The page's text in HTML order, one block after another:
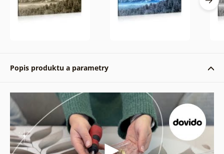
Popis produktu a parametry